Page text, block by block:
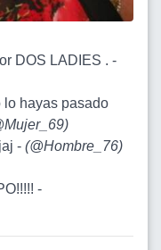
DOS LADIES . -
lo hayas pasado
)
- (@Hombre_76)
-